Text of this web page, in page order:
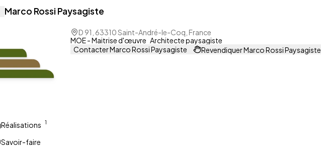
Marco Rossi Paysagiste
D 91, 63310 Saint-André-le-Coq, France
MOE - Maitrise d'œuvre Architecte paysagiste
Contacter Marco Rossi Paysagiste
Revendiquer Marco Rossi Paysagiste
Réalisations 1
Savoir-faire